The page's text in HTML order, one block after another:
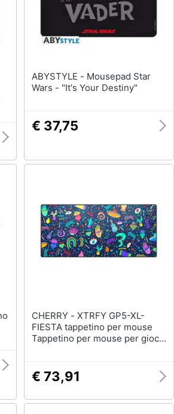
ABYSTYLE - Mousepad Star
Wars - "It's Your Destiny"
€ 37,75
CHERRY - XTRFY GP5-XL-
FIESTA tappetino per mouse
Tappetino per mouse per gioco
€ 73,91